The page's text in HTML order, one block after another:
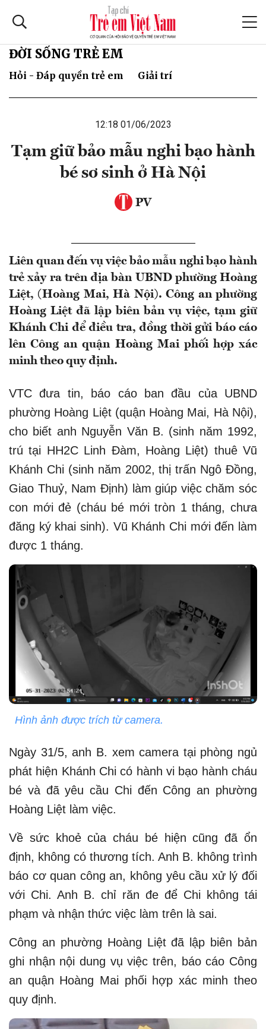
ĐỜI SỐNG TRẺ EM
Hỏi - Đáp quyền trẻ em Giải trí
12:18 01/06/2023
Tạm giữ bảo mẫu nghi bạo hành
bé sơ sinh ở Hà Nội
PV
Liên quan đến vụ việc bảo mẫu nghi bạo hành
trẻ xảy ra trên địa bàn UBND phường Hoàng
Liệt, (Hoàng Mai, Hà Nội). Công an phường
Hoàng Liệt đã lập biên bản vụ việc, tạm giữ
Khánh Chi để điều tra, đồng thời gửi báo cáo
lên Công an quận Hoàng Mai phối hợp xác
minh theo quy định.
VTC đưa tin, báo cáo ban đầu của UBND
phường Hoàng Liệt (quận Hoàng Mai, Hà Nội),
cho biết anh Nguyễn Văn B. (sinh năm 1992,
trú tại HH2C Linh Đàm, Hoàng Liệt) thuê Vũ
Khánh Chi (sinh năm 2002, thị trấn Ngô Đồng,
Giao Thuỷ, Nam Định) làm giúp việc chăm sóc
con mới đẻ (cháu bé mới tròn 1 tháng, chưa
đăng ký khai sinh). Vũ Khánh Chi mới đến làm
được 1 tháng.
Hình ảnh được trích từ camera.
Ngày 31/5, anh B. xem camera tại phòng ngủ
phát hiện Khánh Chi có hành vi bạo hành cháu
bé và đã yêu cầu Chi đến Công an phường
Hoàng Liệt làm việc.
Về sức khoẻ của cháu bé hiện cũng đã ổn
định, không có thương tích. Anh B. không trình
báo cơ quan công an, không yêu cầu xử lý đối
với Chi. Anh B. chỉ răn đe để Chi không tái
phạm và nhận thức việc làm trên là sai.
Công an phường Hoàng Liệt đã lập biên bản
ghi nhận nội dung vụ việc trên, báo cáo Công
an quận Hoàng Mai phối hợp xác minh theo
quy định.